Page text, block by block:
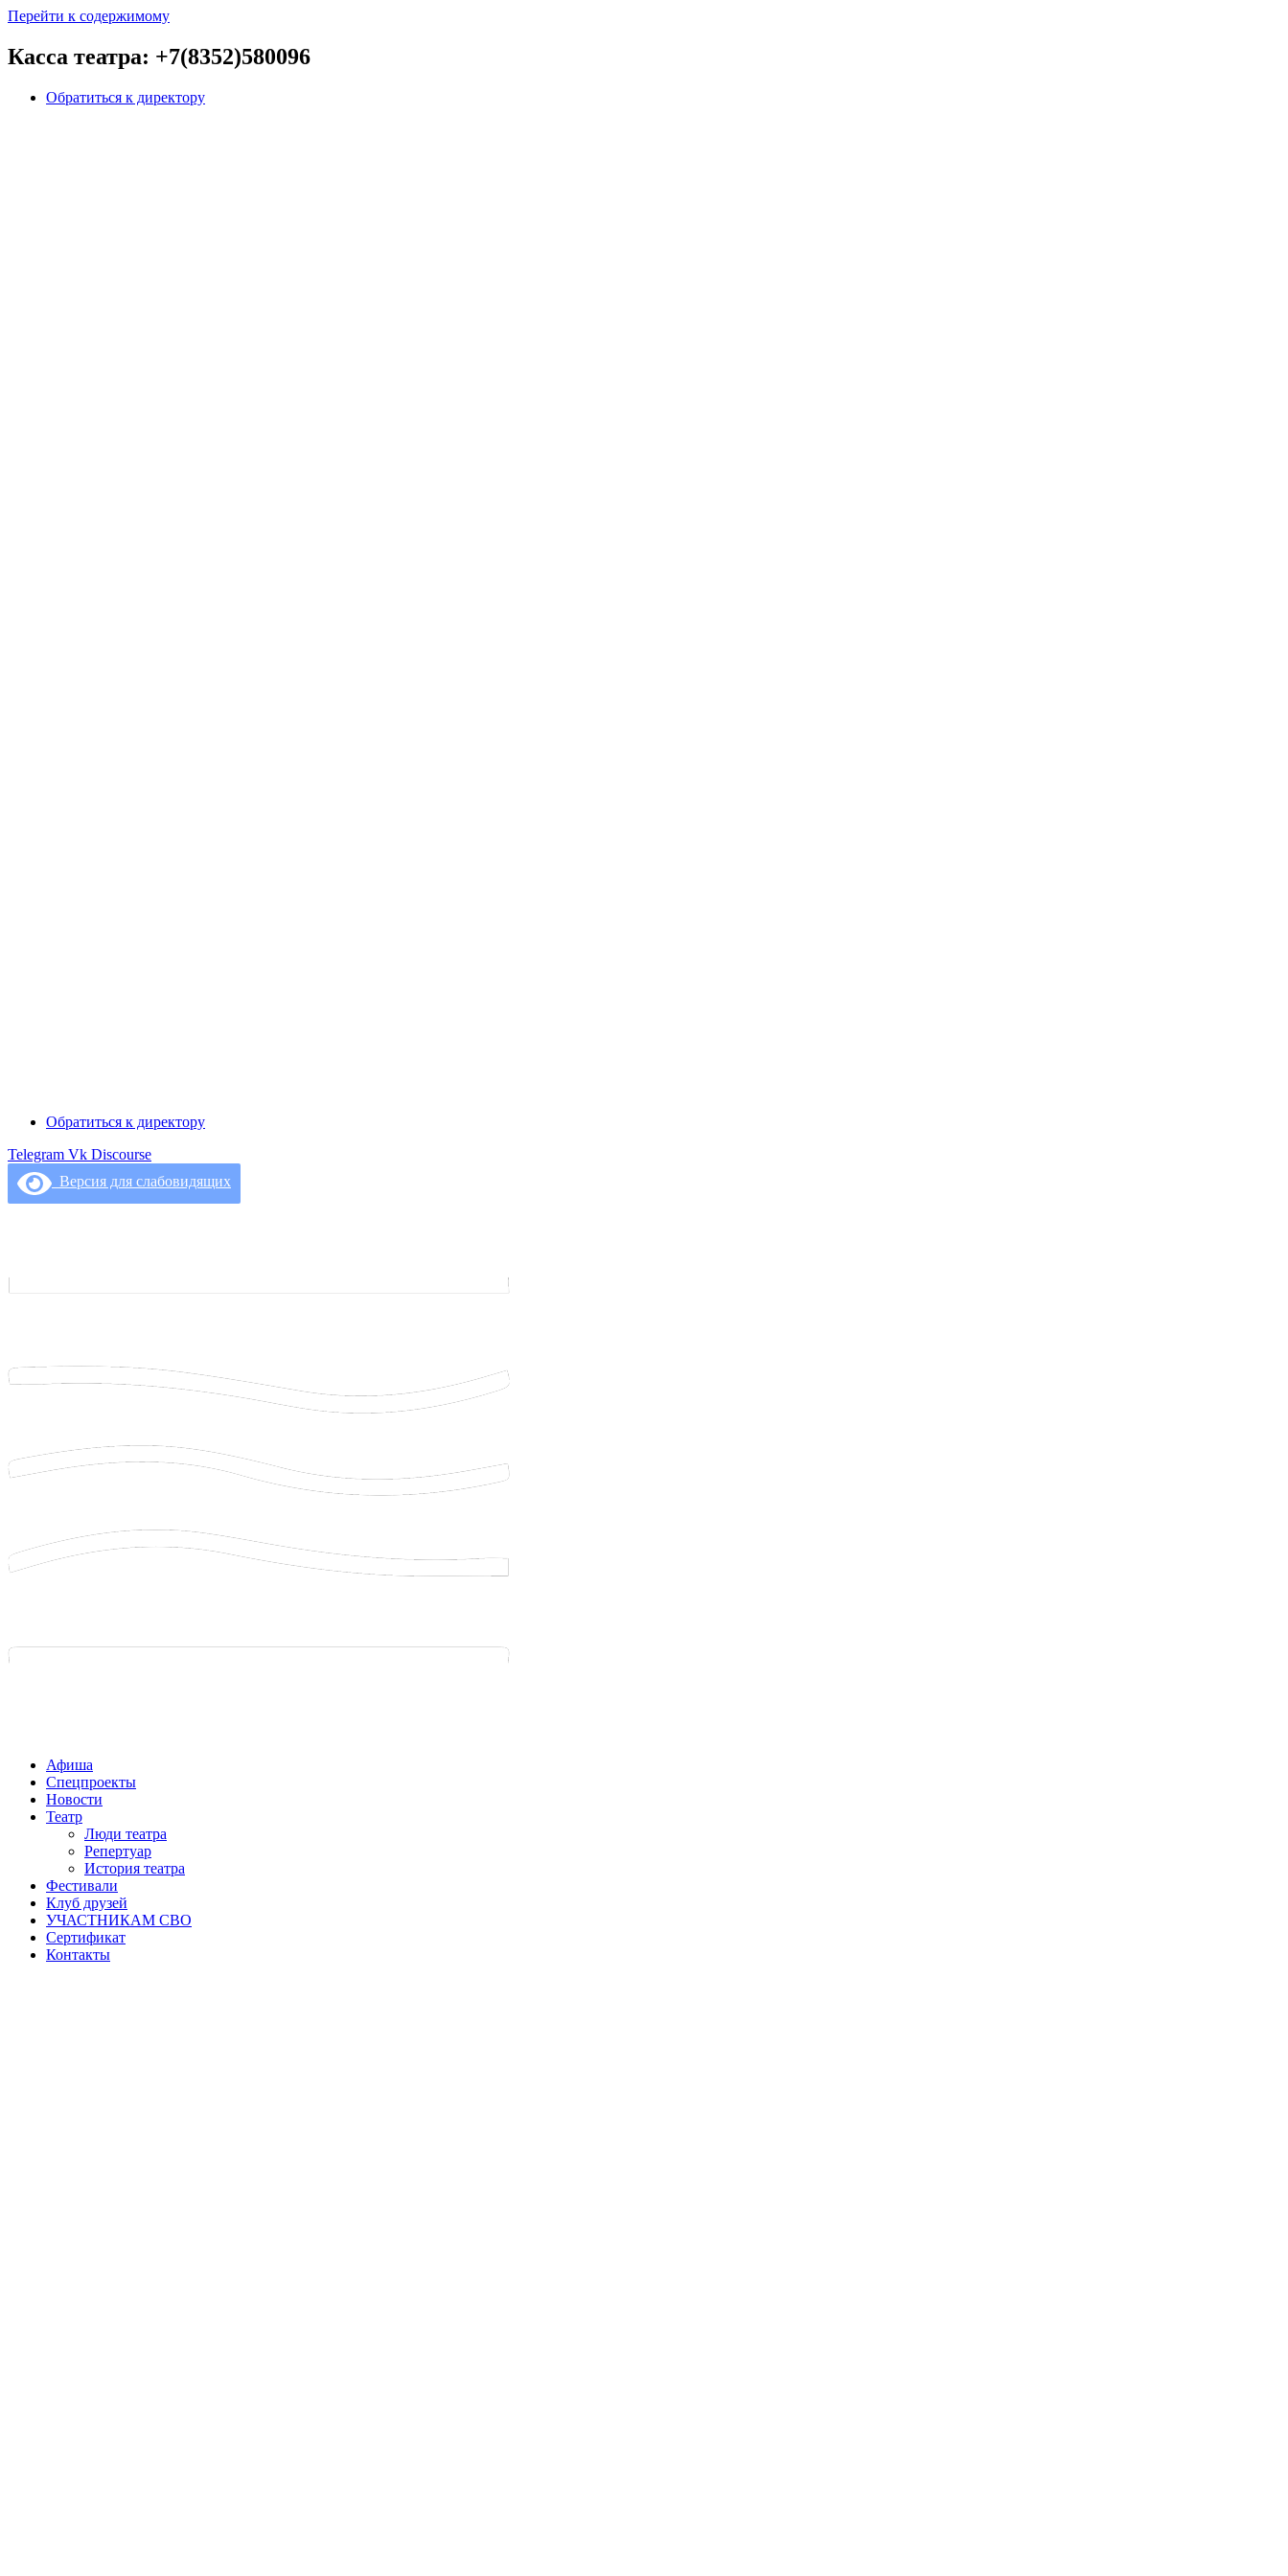
Перейти к содержимому
Касса театра: +7(8352)580096
Обратиться к директору
Обратиться к директору
Telegram Vk Discourse
Версия для слабовидящих
Афиша
Спецпроекты
Новости
Театр
Люди театра
Репертуар
История театра
Фестивали
Клуб друзей
УЧАСТНИКАМ СВО
Сертификат
Контакты